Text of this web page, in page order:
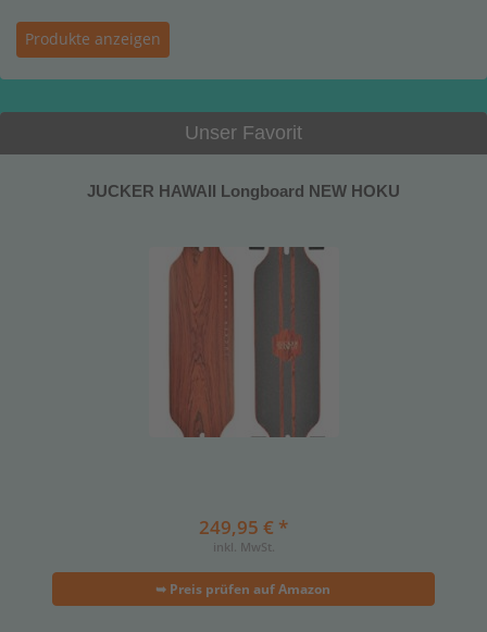
Unser Favorit
JUCKER HAWAII Longboard NEW HOKU
249,95 € *
inkl. MwSt.
➥ Preis prüfen auf Amazon